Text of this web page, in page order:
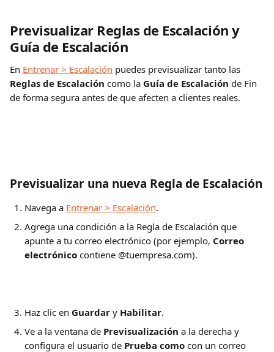
Previsualizar Reglas de Escalación y
Guía de Escalación
En Entrenar > Escalación puedes previsualizar tanto las
Reglas de Escalación como la Guía de Escalación de Fin
de forma segura antes de que afecten a clientes reales.
Previsualizar una nueva Regla de Escalación
Navega a Entrenar > Escalación.
Agrega una condición a la Regla de Escalación que
apunte a tu correo electrónico (por ejemplo, Correo
electrónico contiene @tuempresa.com).
Haz clic en Guardar y Habilitar.
Ve a la ventana de Previsualización a la derecha y
configura el usuario de Prueba como con un correo